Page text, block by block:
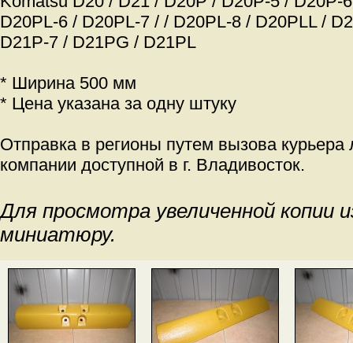
D20PL-6 / D20PL-7 / / D20PL-8 / D20PLL /
D21P-7 / D21PG / D21PL
* Ширина 500 мм
* Цена указана за одну штуку
Отправка в регионы путем вызова
компании доступной в г. Владивосток.
Для просмотра увеличенной копии
миниатюру.